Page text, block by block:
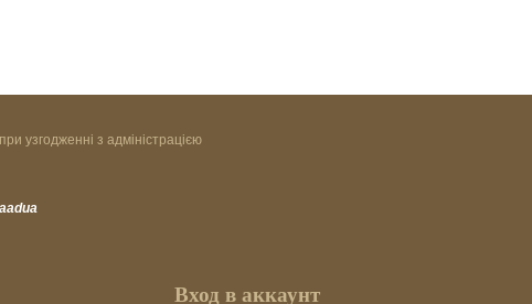
узгодженні з адміністрацією
Вход в аккаунт